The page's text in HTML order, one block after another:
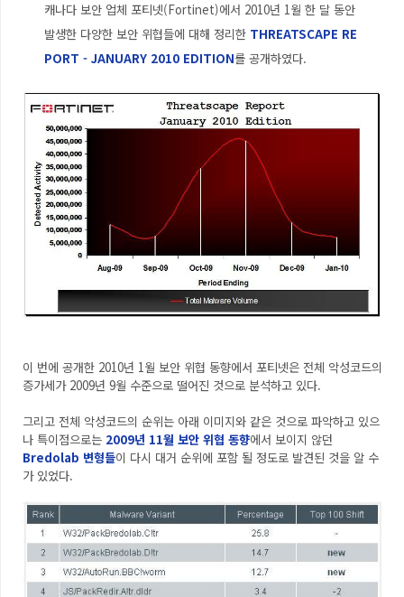
캐나다 보안 업체 포티넷(Fortinet)에서 2010년 1월 한 달 동안
발생한 다양한 보안 위협들에 대해 정리한 THREATSCAPE RE
PORT - JANUARY 2010 EDITION를 공개하였다.
이 번에 공개한 2010년 1월 보안 위협 동향에서 포티넷은 전체 악성코드의
증가세가 2009년 9월 수준으로 떨어진 것으로 분석하고 있다.
그리고 전체 악성코드의 순위는 아래 이미지와 같은 것으로 파악하고 있으
나 특이점으로는 2009년 11월 보안 위협 동향에서 보이지 않던
Bredolab 변형들이 다시 대거 순위에 포함 될 정도로 발견된 것을 알 수
가 있었다.